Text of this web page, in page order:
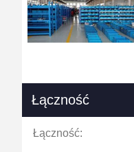
Łączność
Łączność: